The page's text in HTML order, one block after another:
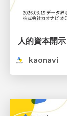
kaonavi